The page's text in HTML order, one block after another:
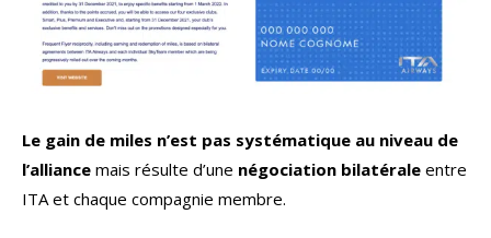
Le gain de miles n’est pas systématique au niveau de
l’alliance mais résulte d’une négociation bilatérale entre
ITA et chaque compagnie membre.